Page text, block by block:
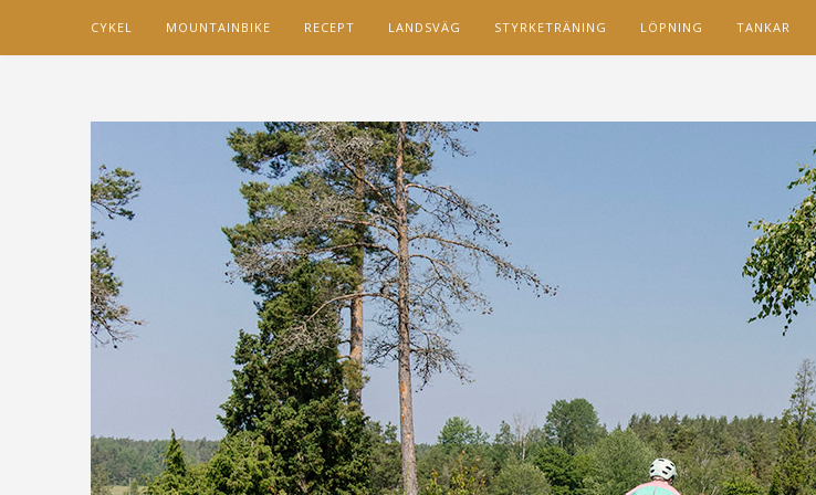
CYKEL MOUNTAINBIKE RECEPT LANDSVÄG STYRKETRÄNING LÖPNING TANKAR